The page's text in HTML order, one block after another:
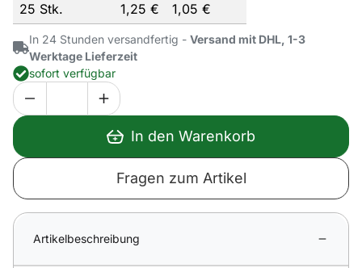
25 Stk.
1,25 € 1,05 €
In 24 Stunden versandfertig - Versand mit DHL, 1-3
Werktage Lieferzeit
sofort verfügbar
In den Warenkorb
Fragen zum Artikel
Artikelbeschreibung